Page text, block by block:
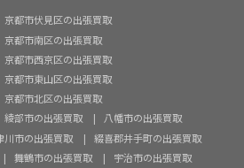
京都市伏見区の出張買取
京都市南区の出張買取
京都市西京区の出張買取
京都市東山区の出張買取
京都市北区の出張買取
綾部市の出張買取
八幡市の出張買取
川市の出張買取
綴喜郡井手町の出張買取
舞鶴市の出張買取
宇治市の出張買取